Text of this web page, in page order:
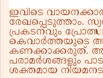
ഇവിടെ
രേഖപ്പെടുത്താം.
പ്രകടനവും
കെവാർത്തയുടെ
കണക്കാക്കരുത്.
പരാമർശങ്ങളും
ശക്തമായ